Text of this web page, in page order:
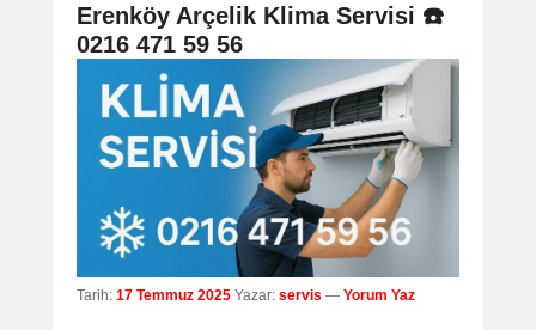
navigation
Erenköy Arçelik Klima Servisi ☎️
0216 471 59 56
Tarih: 17 Temmuz 2025 Yazar: servis — Yorum Yaz